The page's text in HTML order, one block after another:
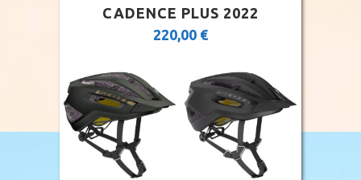
CADENCE PLUS 2022
220,00 €